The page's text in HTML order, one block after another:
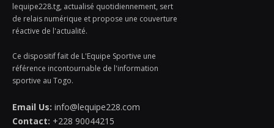
lequipe228.tg, actualisé quotidiennement, sert
de relais numérique et propose une couverture
réactive de l'actualité.
Ce dispositif fait de L'Equipe Sportive une
référence incontournable de l'information
sportive au Togo.
Email Us: info@lequipe228.com
Contact: +228 90044215